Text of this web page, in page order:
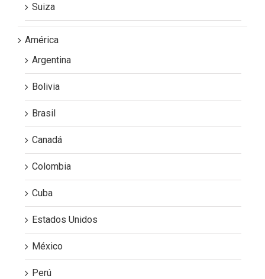
Suiza
América
Argentina
Bolivia
Brasil
Canadá
Colombia
Cuba
Estados Unidos
México
Perú